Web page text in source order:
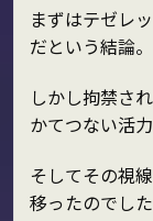
まずはテゼレ
だという結論。
しかし拘禁さ
かてつない活力
そしてその視
移ったのでした